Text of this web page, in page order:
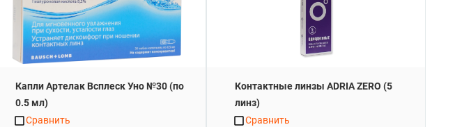
Капли Артелак Всплеск Уно №30 (по
0.5 мл)
Сравнить
Контактные линзы ADRIA ZERO (5
линз)
Сравнить